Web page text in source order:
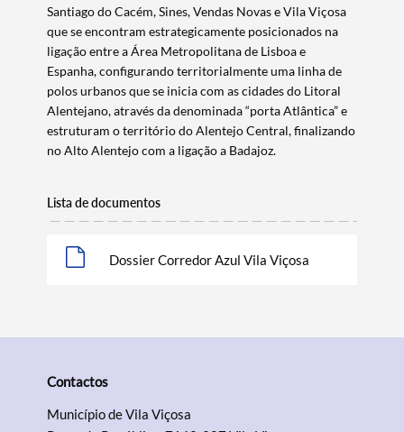
Termo de Pesquisa
Santiago do Cacém, Sines, Vendas Novas e Vila Viçosa
que se encontram estrategicamente posicionados na
ligação entre a Área Metropolitana de Lisboa e
Espanha, configurando territorialmente uma linha de
polos urbanos que se inicia com as cidades do Litoral
Alentejano, através da denominada “porta Atlântica” e
estruturam o território do Alentejo Central, finalizando
no Alto Alentejo com a ligação a Badajoz.
Lista de documentos
Dossier Corredor Azul Vila Viçosa
Contactos
Município de Vila Viçosa